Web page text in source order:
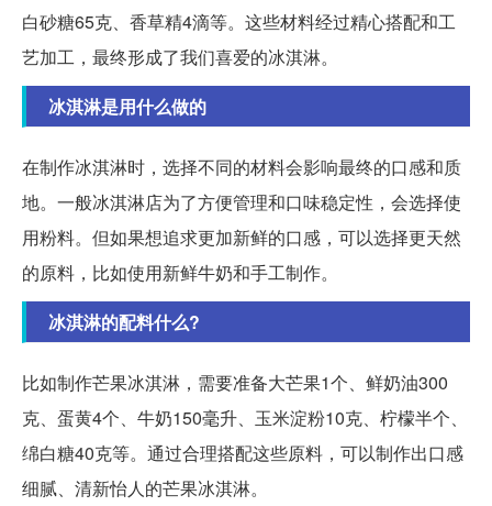
白砂糖65克、香草精4滴等。这些材料经过精心搭配和工
艺加工，最终形成了我们喜爱的冰淇淋。
冰淇淋是用什么做的
在制作冰淇淋时，选择不同的材料会影响最终的口感和质
地。一般冰淇淋店为了方便管理和口味稳定性，会选择使
用粉料。但如果想追求更加新鲜的口感，可以选择更天然
的原料，比如使用新鲜牛奶和手工制作。
冰淇淋的配料什么?
比如制作芒果冰淇淋，需要准备大芒果1个、鲜奶油300
克、蛋黄4个、牛奶150毫升、玉米淀粉10克、柠檬半个、
绵白糖40克等。通过合理搭配这些原料，可以制作出口感
细腻、清新怡人的芒果冰淇淋。